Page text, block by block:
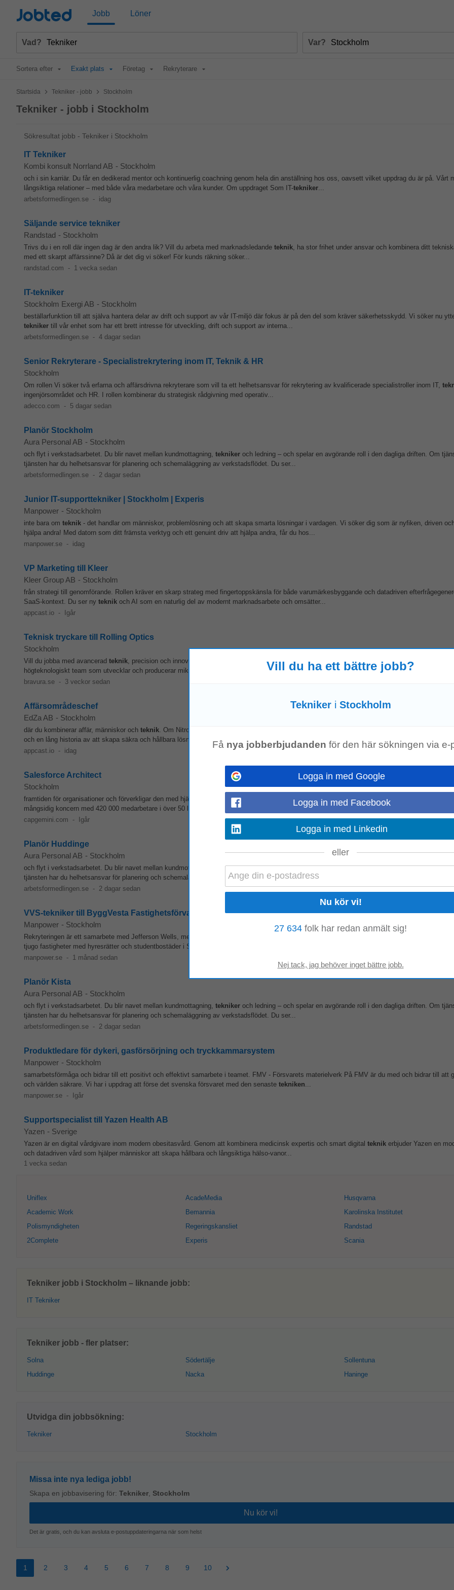
Jobted Jobb Löner
Vad? Var?
Sortera efter Exakt plats Företag Rekryterare
Startsida > Tekniker - jobb > Stockholm
Tekniker - jobb i Stockholm
Sökresultat jobb - Tekniker i Stockholm
IT Tekniker
Kombi konsult Norrland AB - Stockholm
och i sin karriär. Du får en dedikerad mentor och kontinuerlig coachning genom hela din anställning hos oss, oavsett vilket uppdrag du är på. Vårt
långsiktiga relationer – med både våra medarbetare och våra kunder. Om uppdraget Som IT-tekniker...
arbetsformedlingen.se - idag
Säljande service tekniker
Randstad - Stockholm
Trivs du i en roll där ingen dag är den andra lik? Vill du arbeta med marknadsledande teknik, ha stor frihet under ansvar och kombinera ditt
med ett skarpt affärssinne? Då är det dig vi söker! För kunds räkning söker...
randstad.com - 1 vecka sedan
IT-tekniker
Stockholm Exergi AB - Stockholm
beställarfunktion till att själva hantera delar av drift och support av vår IT-miljö där fokus är på den del som kräver säkerhetsskydd. Vi söker nu
tekniker till vår enhet som har ett brett intresse för utveckling, drift och support av interna...
arbetsformedlingen.se - 4 dagar sedan
Senior Rekryterare - Specialistrekrytering inom IT, Teknik & HR
Stockholm
Om rollen Vi söker två erfarna och affärsdrivna rekryterare som vill ta ett helhetsansvar för rekrytering av kvalificerade specialistroller inom IT,
ingenjörsområdet och HR. I rollen kombinerar du strategisk rådgivning med operativ...
adecco.com - 5 dagar sedan
Planör Stockholm
Aura Personal AB - Stockholm
och flyt i verkstadsarbetet. Du blir navet mellan kundmottagning, tekniker och ledning – och spelar en avgörande roll i den dagliga driften. Om
tjänsten har du helhetsansvar för planering och schemaläggning av verkstadsflödet. Du ser...
arbetsformedlingen.se - 2 dagar sedan
Junior IT-supporttekniker | Stockholm | Experis
Manpower - Stockholm
inte bara om teknik - det handlar om människor, problemlösning och att skapa smarta lösningar i vardagen. Vi söker dig som är nyfiken, driven
hjälpa andra! Med datorn som ditt främsta verktyg och ett genuint driv att hjälpa andra, får du hos...
manpower.se - idag
VP Marketing till Kleer
Kleer Group AB - Stockholm
från strategi till genomförande. Rollen kräver en skarp strateg med fingertoppskänsla för både varumärkesbyggande och datadriven
SaaS-kontext. Du ser ny teknik och AI som en naturlig del av modernt marknadsarbete och omsätter...
appcast.io - Igår
Teknisk tryckare till Rolling Optics
Stockholm
Vill du jobba med avancerad teknik, precision och innovation i världsklass? Rolling Optics i Solna söker nu en teknisk tryckare som blir en del av
högteknologiskt team som utvecklar och producerar mikrooptiska filmer för säkerhetslösningar...
bravura.se - 3 veckor sedan
Affärsområdeschef
EdZa AB - Stockholm
där du kombinerar affär, människor och teknik. Om Nitro Consult Nitro Consult är ett specialistkonsultbolag inom samhällsbyggnad med rötter från
och en lång historia av att skapa säkra och hållbara lösningar inom framförallt: Hydrogeologi, bergteknik...
appcast.io - idag
Salesforce Architect
Stockholm
framtiden för organisationer och förverkligar den med hjälp av AI, teknikoch människor. Med vår starka historia på nästan 60 år är vi en ansvarsfull
mångsidig koncern med 420 000 medarbetare i över 50 länder. Genom vår expertis inom strategi,teknik
capgemini.com - Igår
Planör Huddinge
Aura Personal AB - Stockholm
och flyt i verkstadsarbetet. Du blir navet mellan kundmottagning, teknikeroch ledning – och spelar en avgörande roll i den dagliga driften. Om
tjänsten har du helhetsansvar för planering och schemaläggning av verkstadsflödet. Du ser...
arbetsformedlingen.se - 2 dagar sedan
VVS-tekniker till ByggVesta Fastighetsförvaltning i Stockholm
Manpower - Stockholm
Rekryteringen är ett samarbete med Jefferson Wells, men du blir direkt anställd av ByggVesta. Det är inte en konsultanställning. I dagsläget
tjugo fastigheter med hyresrätter och studentbostäder i Stockholmsområdet. Beståndet...
manpower.se - 1 månad sedan
Planör Kista
Aura Personal AB - Stockholm
och flyt i verkstadsarbetet. Du blir navet mellan kundmottagning, tekniker och ledning – och spelar en avgörande roll i den dagliga driften. Om
tjänsten har du helhetsansvar för planering och schemaläggning av verkstadsflödet. Du ser...
arbetsformedlingen.se - 2 dagar sedan
Produktledare för dykeri, gasförsörjning och tryckkammarsystem
Manpower - Stockholm
samarbetsförmåga och bidrar till ett positivt och effektivt samarbete i teamet. FMV - Försvarets materielverk På FMV är du med och bidrar till att
och världen säkrare. Vi har i uppdrag att förse det svenska försvaret med den senaste tekniken...
manpower.se - Igår
Supportspecialist till Yazen Health AB
Yazen - Sverige
Yazen är en digital vårdgivare inom modern obesitasvård. Genom att kombinera medicinsk expertis och smart digital teknik erbjuder Yazen en
och datadriven vård som hjälper människor att skapa hållbara och långsiktiga hälso-vanor...
1 vecka sedan
Uniflex
Academic Work
Polismyndigheten
2Complete
AcadeMedia
Bemannia
Regeringskansliet
Experis
Husqvarna
Karolinska Institutet
Randstad
Scania
Tekniker jobb i Stockholm – liknande jobb:
IT Tekniker
Tekniker jobb - fler platser:
Solna
Huddinge
Södertälje
Nacka
Sollentuna
Haninge
Utvidga din jobbsökning:
Tekniker Stockholm
Missa inte nya lediga jobb!
Skapa en jobbavisering för: Tekniker Stockholm
Det är gratis, och du kan avsluta e-postuppdateringarna när som helst
1 2 3 4 5 6 7 8 9 10
Vill du ha ett bättre jobb?
Teknikeri Stockholm
Få nya jobberbjudanden för den här sökningen via e-
Logga in med Google
Logga in med Facebook
Logga in med Linkedin
eller
27 634 folk har redan anmält sig!